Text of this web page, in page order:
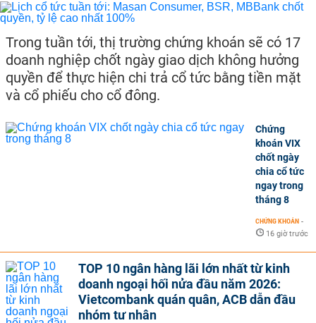
Trong tuần tới, thị trường chứng khoán sẽ có 17
doanh nghiệp chốt ngày giao dịch không hưởng
quyền để thực hiện chi trả cổ tức bằng tiền mặt
và cổ phiếu cho cổ đông.
Chứng
khoán VIX
chốt ngày
chia cổ tức
ngay trong
tháng 8
CHỨNG KHOÁN -
16 giờ trước
TOP 10 ngân hàng lãi lớn nhất từ kinh
doanh ngoại hối nửa đầu năm 2026:
Vietcombank quán quân, ACB dẫn đầu
nhóm tư nhân